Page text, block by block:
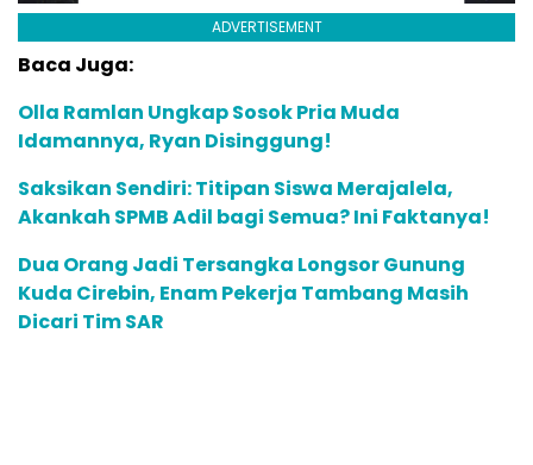
ADVERTISEMENT
Baca Juga:
Olla Ramlan Ungkap Sosok Pria Muda
Idamannya, Ryan Disinggung!
Saksikan Sendiri: Titipan Siswa Merajalela,
Akankah SPMB Adil bagi Semua? Ini Faktanya!
Dua Orang Jadi Tersangka Longsor Gunung
Kuda Cirebin, Enam Pekerja Tambang Masih
Dicari Tim SAR